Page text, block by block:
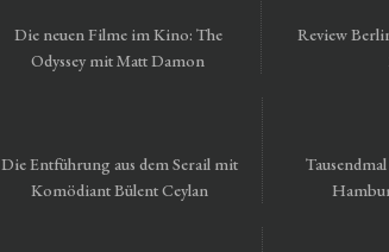
Die neuen Filme im Kino: The
Odyssey mit Matt Damon
Review
Die Entführung aus dem Serail mit
Komödiant Bülent Ceylan